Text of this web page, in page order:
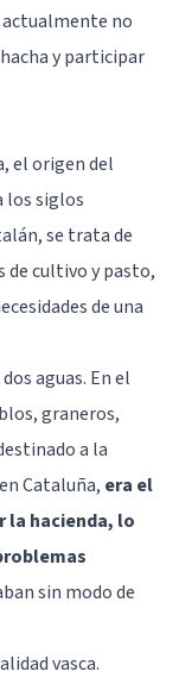
actualmente no
y participar
el origen del
los siglos
se trata de
de cultivo y pasto,
de una
aguas. En el
graneros,
a la
Cataluña, era el
la hacienda, lo
sin modo de
vasca.